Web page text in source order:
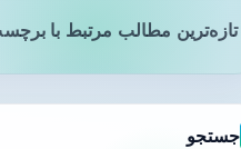
تازه‌ترین مطالب مرتبط با
جستجو